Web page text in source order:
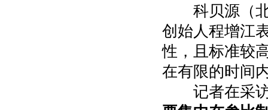
科贝源（北
创始人程增江
性，且标准较
在有限的时间
记者在采访